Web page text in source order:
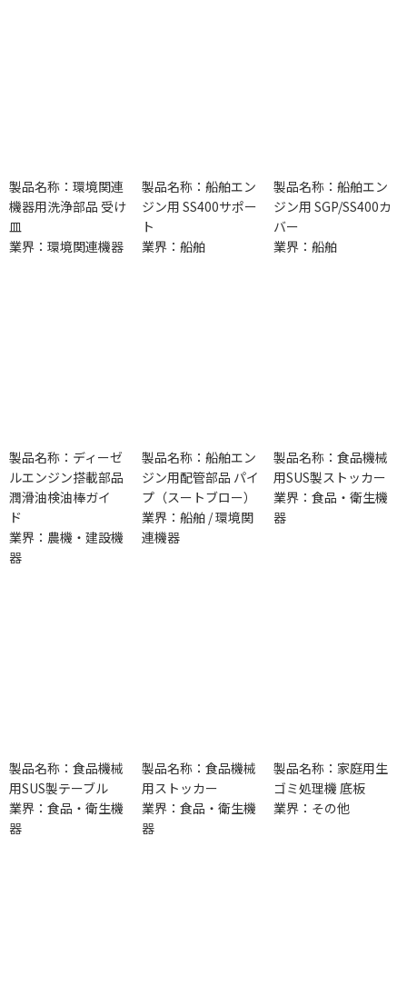
製品名称：環境関連
機器用洗浄部品 受け
皿
業界：環境関連機器
製品名称：船舶エン
ジン用 SS400サポー
ト
業界：船舶
製品名称：船舶エン
ジン用 SGP/SS400カ
バー
業界：船舶
製品名称：ディーゼ
ルエンジン搭載部品
潤滑油検油棒ガイ
ド
業界：農機・建設機
器
製品名称：船舶エン
ジン用配管部品 パイ
プ（スートブロー）
業界：船舶 / 環境関
連機器
製品名称：食品機械
用SUS製ストッカー
業界：食品・衛生機
器
製品名称：食品機械
用SUS製テーブル
業界：食品・衛生機
器
製品名称：食品機械
用ストッカー
業界：食品・衛生機
器
製品名称：家庭用生
ゴミ処理機 底板
業界：その他